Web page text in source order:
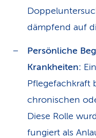
dämpfend auf
Persönliche
Krankheiten:
Pflegefachkraft
chronischen
Diese Rolle
fungiert als